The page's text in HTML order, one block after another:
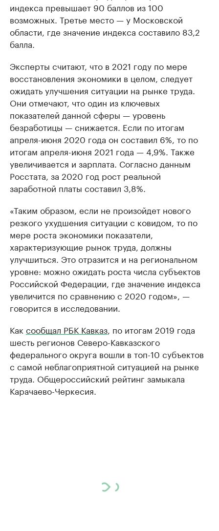
индекса превышает 90 баллов из 100
возможных. Третье место — у Московской
области, где значение индекса составило 83,2
балла.
Эксперты считают, что в 2021 году по мере
восстановления экономики в целом, следует
ожидать улучшения ситуации на рынке труда.
Они отмечают, что один из ключевых
показателей данной сферы — уровень
безработицы — снижается. Если по итогам
апреля-июня 2020 года он составил 6%, то по
итогам апреля-июня 2021 года — 4,9%. Также
увеличивается и зарплата. Согласно данным
Росстата, за 2020 год рост реальной
заработной платы составил 3,8%.
«Таким образом, если не произойдет нового
резкого ухудшения ситуации с ковидом, то по
мере роста экономики показатели,
характеризующие рынок труда, должны
улучшиться. Это отразится и на региональном
уровне: можно ожидать роста числа субъектов
Российской Федерации, где значение индекса
увеличится по сравнению с 2020 годом», —
говорится в исследовании.
Как сообщал РБК Кавказ, по итогам 2019 года
шесть регионов Северо-Кавказского
федерального округа вошли в топ-10 субъектов
с самой неблагоприятной ситуацией на рынке
труда. Общероссийский рейтинг замыкала
Карачаево-Черкесия.